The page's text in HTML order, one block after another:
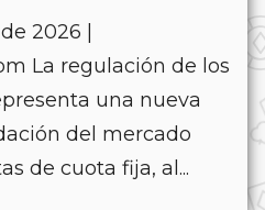
2026 |
La regulación de los
una nueva
del mercado
de cuota fija, al...